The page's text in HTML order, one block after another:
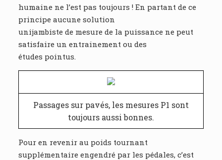
humaine ne l’est pas toujours ! En partant de ce
principe aucune solution
unijambiste de mesure de la puissance ne peut
satisfaire un entrainement ou des
études pointus.
Passages sur pavés, les mesures P1 sont
toujours aussi bonnes.
Pour en revenir au poids tournant
supplémentaire engendré par les pédales, c’est